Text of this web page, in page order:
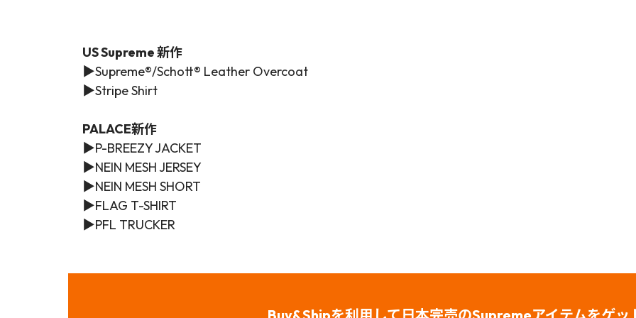
US Supreme 新作
▶Supreme®/Schott® Leather Overcoat
▶Stripe Shirt
PALACE新作
▶P-BREEZY JACKET
▶NEIN MESH JERSEY
▶NEIN MESH SHORT
▶FLAG T-SHIRT
▶PFL TRUCKER